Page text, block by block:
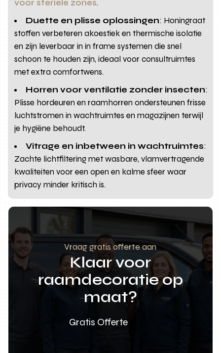
voor steriele zones.
Duette en plisse oplossingen: Honingraat
stoffen verbeteren akoestiek en thermische isolatie
en zijn leverbaar in in frame systemen die snel
schoon te houden zijn, ideaal voor consultruimtes
met extra comfortwens.
Horren voor ventilatie zonder insecten:
Plisse hordeuren en raamhorren ondersteunen frisse
luchtstromen in wachtruimtes en magazijnen terwijl
je hygiëne behoudt.
Vitrage en inbetween in wachtruimtes:
Zachte lichtfiltering met wasbare, vlamvertragende
kwaliteiten voor een open en kalme sfeer waar
privacy minder kritisch is.
Vraag gratis offerte aan
Klaar voor
raamdecoratie op
maat?
Gratis Offerte